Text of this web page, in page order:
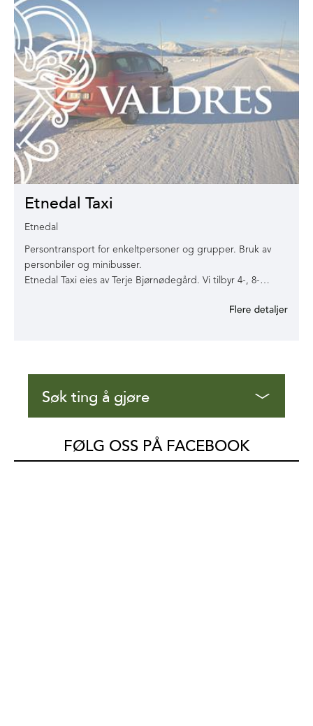
Etnedal Taxi
Etnedal
Persontransport for enkeltpersoner og grupper. Bruk av
personbiler og minibusser.
Etnedal Taxi eies av Terje Bjørnødegård. Vi tilbyr 4-, 8-…
Søk ting å gjøre
FØLG OSS PÅ FACEBOOK